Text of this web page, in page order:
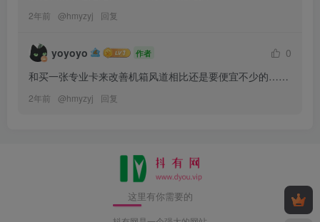
2年前 @hmyzyj 回复
yoyoyo 作者
0
和买一张专业卡来改善机箱风道相比还是要便宜不少的……
2年前 @hmyzyj 回复
这里有你需要的